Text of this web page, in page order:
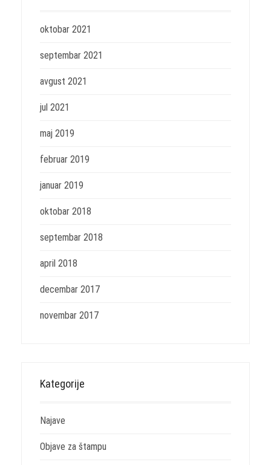
oktobar 2021
septembar 2021
avgust 2021
jul 2021
maj 2019
februar 2019
januar 2019
oktobar 2018
septembar 2018
april 2018
decembar 2017
novembar 2017
Kategorije
Najave
Objave za štampu